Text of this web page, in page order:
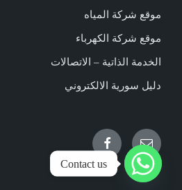
موقع شركة المياه
موقع شركة الكهرباء
الخدمة الذاتية – الاتصالات
دليل سورية الالكتروني
Email
Facebook
Contact us